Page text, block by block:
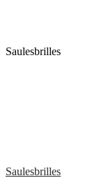
Saulesbrilles
Saulesbrilles